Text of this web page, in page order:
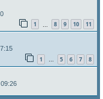
1 8 9 10 11
1 … 5 6 7 8